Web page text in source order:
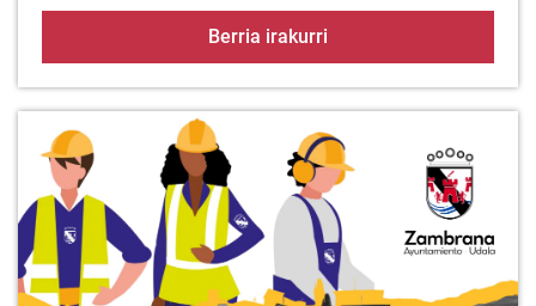
Berria irakurri